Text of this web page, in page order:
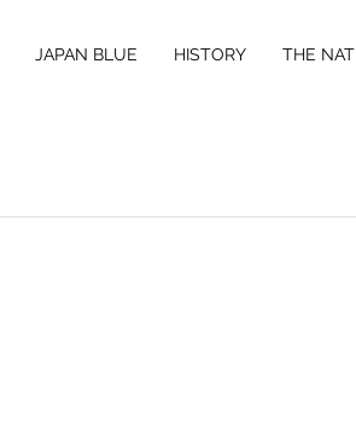
JAPAN BLUE HISTORY THE